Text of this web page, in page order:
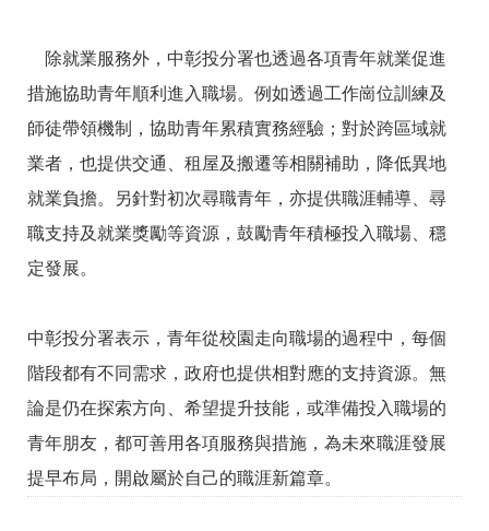
除就業服務外，中彰投分署也透過各項青年就業促進
措施協助青年順利進入職場。例如透過工作崗位訓練及
師徒帶領機制，協助青年累積實務經驗；對於跨區域就
業者，也提供交通、租屋及搬遷等相關補助，降低異地
就業負擔。另針對初次尋職青年，亦提供職涯輔導、尋
職支持及就業獎勵等資源，鼓勵青年積極投入職場、穩
定發展。
中彰投分署表示，青年從校園走向職場的過程中，每個
階段都有不同需求，政府也提供相對應的支持資源。無
論是仍在探索方向、希望提升技能，或準備投入職場的
青年朋友，都可善用各項服務與措施，為未來職涯發展
提早布局，開啟屬於自己的職涯新篇章。